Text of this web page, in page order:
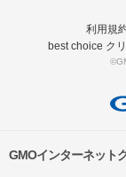
利用規
best choice ク
GMOインターネット